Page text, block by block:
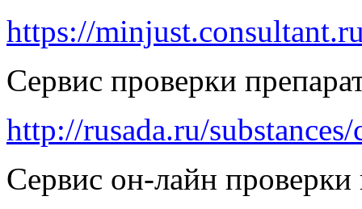
https://
Сервис проверки
http://rusada.ru/
Сервис он-лайн проверки